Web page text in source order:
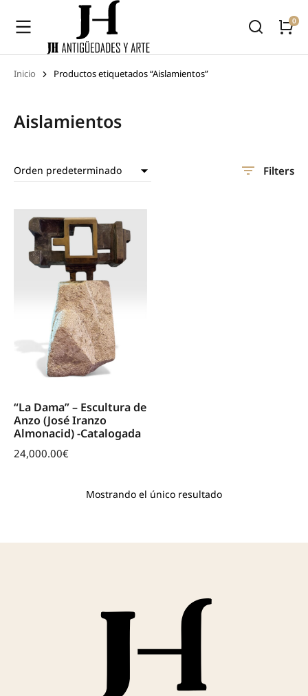
Estás aquí:
Inicio Productos etiquetados “Aislamientos”
Aislamientos
Filters
“La Dama” – Escultura de
Anzo (José Iranzo
Almonacid) -Catalogada
24,000.00€
Mostrando el único resultado